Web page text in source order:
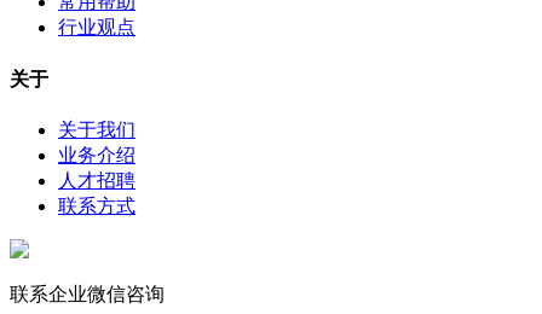
行业观点
关于
关于我们
业务介绍
人才招聘
联系方式
联系企业微信咨询